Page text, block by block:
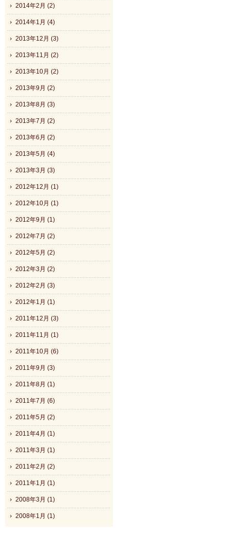
2014年2月 (2)
2014年1月 (4)
2013年12月 (3)
2013年11月 (2)
2013年10月 (2)
2013年9月 (2)
2013年8月 (3)
2013年7月 (2)
2013年6月 (2)
2013年5月 (4)
2013年3月 (3)
2012年12月 (1)
2012年10月 (1)
2012年9月 (1)
2012年7月 (2)
2012年5月 (2)
2012年3月 (2)
2012年2月 (3)
2012年1月 (1)
2011年12月 (3)
2011年11月 (1)
2011年10月 (6)
2011年9月 (3)
2011年8月 (1)
2011年7月 (6)
2011年5月 (2)
2011年4月 (1)
2011年3月 (1)
2011年2月 (2)
2011年1月 (1)
2008年3月 (1)
2008年1月 (1)